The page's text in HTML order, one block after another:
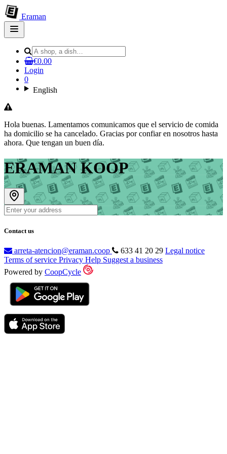
Eraman
Open
main
€0.00
Login
0
English
Hola buenas. Lamentamos comunicamos que el servicio de comida
ha domicilio se ha cancelado. Gracias por confiar en nosotros hasta
ahora. Que tengan un buen día.
ERAMAN KOOP
Contact us
arreta-atencion@eraman.coop 633 41 20 29 Legal notice
Terms of service Privacy Help Suggest a business
Powered by CoopCycle